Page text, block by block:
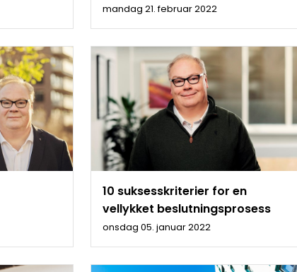
mandag 21. februar 2022
10 suksesskriterier for en
vellykket beslutningsprosess
onsdag 05. januar 2022